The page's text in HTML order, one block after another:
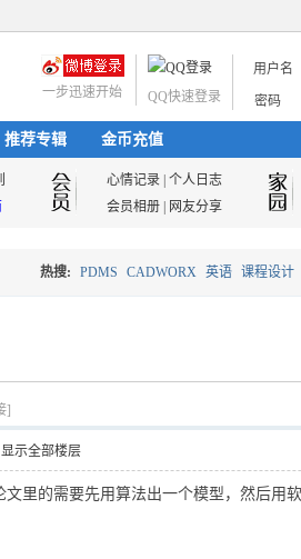
用户名
密码
QQ快速登录
一步迅速开始
推荐专辑 金币充值
心情记录 个人日志
会员相册 网友分享
热搜: PDMS CADWORX 英语 课程设计
]
显示全部楼层
里的需要先用算法出一个模型，然后用